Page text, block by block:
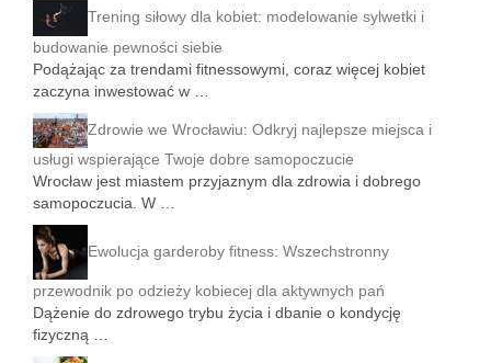
Trening siłowy dla kobiet: modelowanie sylwetki i
budowanie pewności siebie
Podążając za trendami fitnessowymi, coraz więcej kobiet
zaczyna inwestować w …
Zdrowie we Wrocławiu: Odkryj najlepsze miejsca i
usługi wspierające Twoje dobre samopoczucie
Wrocław jest miastem przyjaznym dla zdrowia i dobrego
samopoczucia. W …
Ewolucja garderoby fitness: Wszechstronny
przewodnik po odzieży kobiecej dla aktywnych pań
Dążenie do zdrowego trybu życia i dbanie o kondycję
fizyczną …